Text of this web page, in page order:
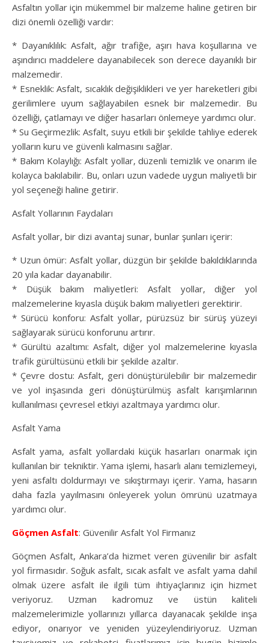
Asfaltın yollar için mükemmel bir malzeme haline getiren bir
dizi önemli özelliği vardır:
* Dayanıklılık: Asfalt, ağır trafiğe, aşırı hava koşullarına ve
aşındırıcı maddelere dayanabilecek son derece dayanıklı bir
malzemedir.
* Esneklik: Asfalt, sıcaklık değişiklikleri ve yer hareketleri gibi
gerilimlere uyum sağlayabilen esnek bir malzemedir. Bu
özelliği, çatlamayı ve diğer hasarları önlemeye yardımcı olur.
* Su Geçirmezlik: Asfalt, suyu etkili bir şekilde tahliye ederek
yolların kuru ve güvenli kalmasını sağlar.
* Bakım Kolaylığı: Asfalt yollar, düzenli temizlik ve onarım ile
kolayca bakılabilir. Bu, onları uzun vadede uygun maliyetli bir
yol seçeneği haline getirir.
Asfalt Yollarının Faydaları
Asfalt yollar, bir dizi avantaj sunar, bunlar şunları içerir:
* Uzun ömür: Asfalt yollar, düzgün bir şekilde bakıldıklarında
20 yıla kadar dayanabilir.
* Düşük bakım maliyetleri: Asfalt yollar, diğer yol
malzemelerine kıyasla düşük bakım maliyetleri gerektirir.
* Sürücü konforu: Asfalt yollar, pürüzsüz bir sürüş yüzeyi
sağlayarak sürücü konforunu artırır.
* Gürültü azaltımı: Asfalt, diğer yol malzemelerine kıyasla
trafik gürültüsünü etkili bir şekilde azaltır.
* Çevre dostu: Asfalt, geri dönüştürülebilir bir malzemedir
ve yol inşasında geri dönüştürülmüş asfalt karışımlarının
kullanılması çevresel etkiyi azaltmaya yardımcı olur.
Asfalt Yama
Asfalt yama, asfalt yollardaki küçük hasarları onarmak için
kullanılan bir tekniktir. Yama işlemi, hasarlı alanı temizlemeyi,
yeni asfaltı doldurmayı ve sıkıştırmayı içerir. Yama, hasarın
daha fazla yayılmasını önleyerek yolun ömrünü uzatmaya
yardımcı olur.
Göçmen Asfalt: Güvenilir Asfalt Yol Firmanız
Göçmen Asfalt, Ankara’da hizmet veren güvenilir bir asfalt
yol firmasıdır. Soğuk asfalt, sıcak asfalt ve asfalt yama dahil
olmak üzere asfalt ile ilgili tüm ihtiyaçlarınız için hizmet
veriyoruz. Uzman kadromuz ve üstün kaliteli
malzemelerimizle yollarınızı yıllarca dayanacak şekilde inşa
ediyor, onarıyor ve yeniden yüzeylendiriyoruz. Uzman